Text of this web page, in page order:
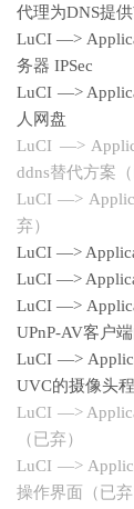
代理为DNS提
LuCI —>
务器 IPSec
LuCI —>
人网盘
LuCI —>
ddns替代方案（
LuCI —>
弃）
LuCI —>
LuCI —>
LuCI —>
UPnP-AV客户
LuCI —>
UVC的摄像头
LuCI —>
（已弃）
LuCI —>
操作界面（已弃